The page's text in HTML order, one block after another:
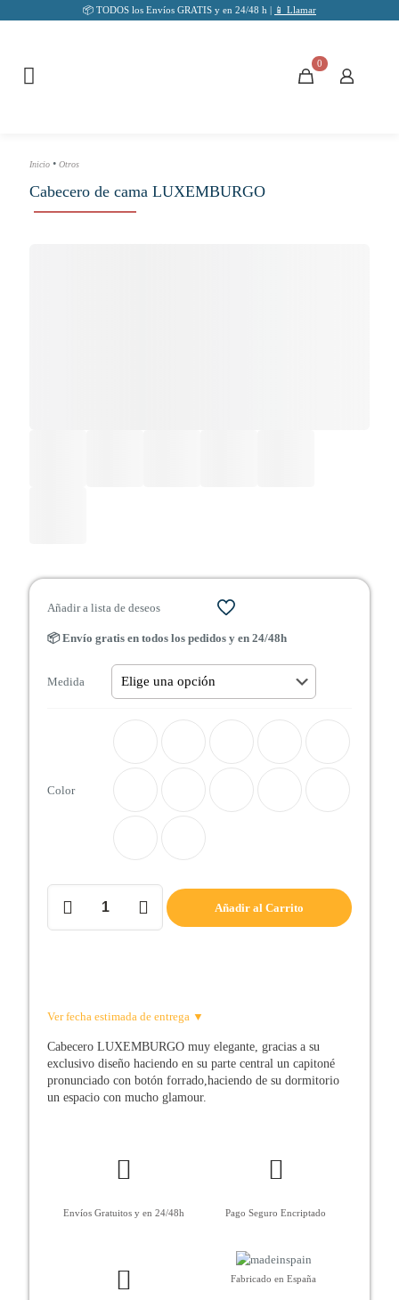
📦 TODOS los Envíos GRATIS y en 24/48 h | 📱 Llamar
0
Inicio • Otros
Cabecero de cama LUXEMBURGO
Añadir a lista de deseos
📦 Envío gratis en todos los pedidos y en 24/48h
Medida
Color
cama
Añadir al Carrito
Ver fecha estimada de entrega ▼
Cabecero LUXEMBURGO muy elegante, gracias a su
exclusivo diseño haciendo en su parte central un capitoné
pronunciado con botón forrado,haciendo de su dormitorio
un espacio con mucho glamour.
Envíos Gratuitos y en 24/48h Pago Seguro Encriptado
Fabricado en España